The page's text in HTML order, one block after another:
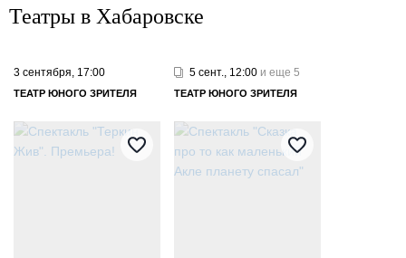
Театры в Хабаровске
3 сентября, 17:00
ТЕАТР ЮНОГО ЗРИТЕЛЯ
5 сент., 12:00 и еще 5
ТЕАТР ЮНОГО ЗРИТЕЛЯ